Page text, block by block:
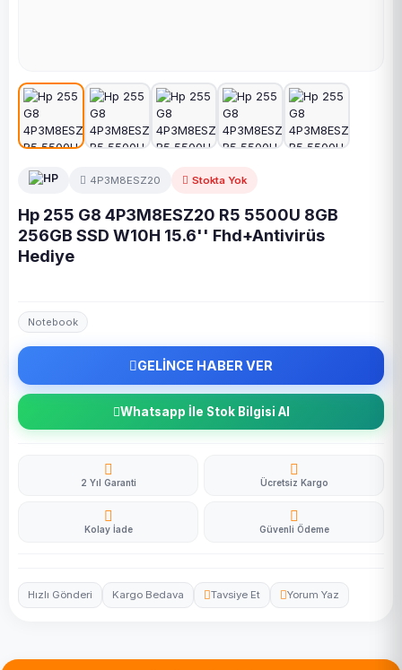
4P3M8ESZ20 Stokta Yok
Hp 255 G8 4P3M8ESZ20 R5 5500U 8GB
256GB SSD W10H 15.6'' Fhd+Antivirüs
Hediye
Notebook
GELİNCE HABER VER
Whatsapp İle Stok Bilgisi Al
2 Yıl Garanti Ücretsiz Kargo
Kolay İade Güvenli Ödeme
Hızlı Gönderi Kargo Bedava Tavsiye Et Yorum Yaz